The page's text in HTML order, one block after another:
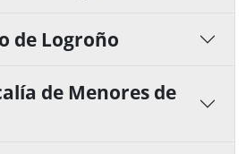
de Logroño
de Menores de